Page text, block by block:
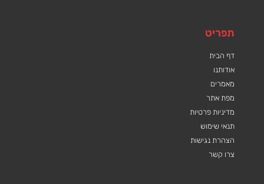
תפריט
דף הבית
אודותנו
מאמרים
מפת אתר
מדיניות פרטיות
תנאי שימוש
הצהרת נגישות
צרו קשר